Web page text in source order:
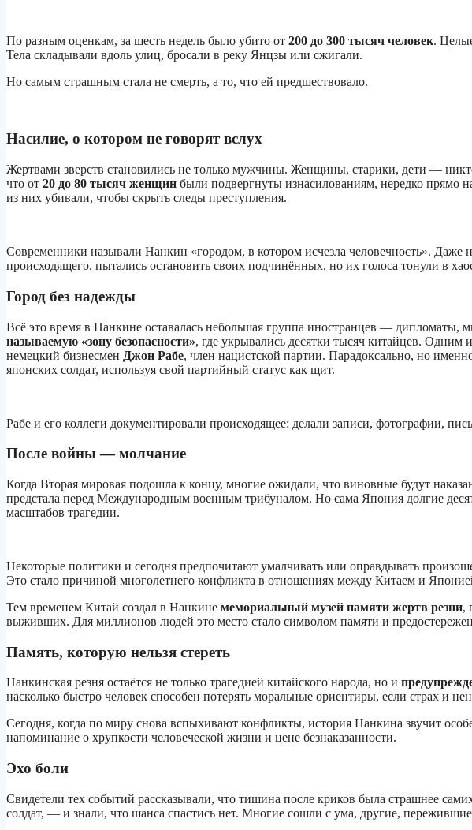
По разным оценкам, за шесть недель было убито от 200 до 300 тысяч человек.
Тела складывали вдоль улиц, бросали в реку Янцзы или сжигали.
Но самым страшным стала не смерть, а то, что ей предшествовало.
Насилие, о котором не говорят вслух
Жертвами зверств становились не только мужчины. Женщины, старики, дети —
что от 20 до 80 тысяч женщин были подвергнуты изнасилованиям, нередко прямо
из них убивали, чтобы скрыть следы преступления.
Современники называли Нанкин «городом, в котором исчезла человечность». Даже
происходящего, пытались остановить своих подчинённых, но их голоса тонули в
Город без надежды
Всё это время в Нанкине оставалась небольшая группа иностранцев — дипломаты,
называемую «зону безопасности», где укрывались десятки тысяч китайцев. Одним
немецкий бизнесмен Джон Рабе, член нацистской партии. Парадоксально, но
японских солдат, используя свой партийный статус как щит.
Рабе и его коллеги документировали происходящее: делали записи, фотографии,
После войны — молчание
Когда Вторая мировая подошла к концу, многие ожидали, что виновные будут
предстала перед Международным военным трибуналом. Но сама Япония долгие
масштабов трагедии.
Некоторые политики и сегодня предпочитают умалчивать или оправдывать
Это стало причиной многолетнего конфликта в отношениях между Китаем и
Тем временем Китай создал в Нанкине мемориальный музей памяти жертв резни,
выживших. Для миллионов людей это место стало символом памяти и
Память, которую нельзя стереть
Нанкинская резня остаётся не только трагедией китайского народа, но и
насколько быстро человек способен потерять моральные ориентиры, если страх и
Сегодня, когда по миру снова вспыхивают конфликты, история Нанкина звучит
напоминание о хрупкости человеческой жизни и цене безнаказанности.
Эхо боли
Свидетели тех событий рассказывали, что тишина после криков была страшнее
солдат, — и знали, что шанса спастись нет. Многие сошли с ума, другие,